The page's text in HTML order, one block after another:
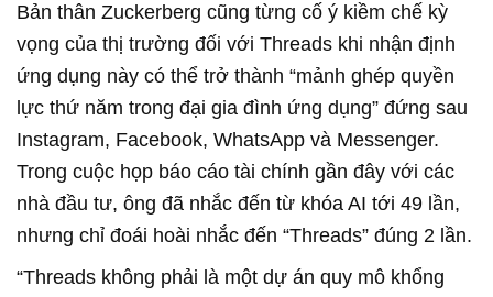
Bản thân Zuckerberg cũng từng cố ý kiềm chế kỳ
vọng của thị trường đối với Threads khi nhận định
ứng dụng này có thể trở thành “mảnh ghép quyền
lực thứ năm trong đại gia đình ứng dụng” đứng sau
Instagram, Facebook, WhatsApp và Messenger.
Trong cuộc họp báo cáo tài chính gần đây với các
nhà đầu tư, ông đã nhắc đến từ khóa AI tới 49 lần,
nhưng chỉ đoái hoài nhắc đến “Threads” đúng 2 lần.
“Threads không phải là một dự án quy mô khổng